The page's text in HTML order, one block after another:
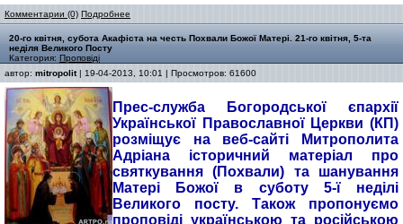
Комментарии (0) Подробнее
20-го квітня, субота Акафіста на честь Похвали Божої Матері. 21-го квітня, 5-та
неділя Великого Посту
Категория: Проповіді
автор: mitropolit| 19-04-2013, 10:01 | Просмотров: 61600
Прес-служба Богородської єпархії
Української Православної Церкви (КП)
розміщує на веб-сайті Митрополита
Адріана історичний матеріал про
святкування (Похвали) та шанування
Матері Божої в суботу 5-ї неділі
Великого посту. Також пропонуємо
проповіді українською та російською